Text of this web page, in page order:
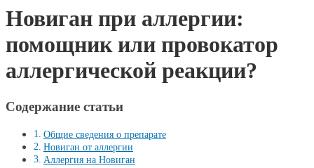
Новиган при аллергии:
помощник или провокатор
аллергической реакции?
Содержание статьи
Общие сведения о препарате
Новиган от аллергии
Аллергия на Новиган